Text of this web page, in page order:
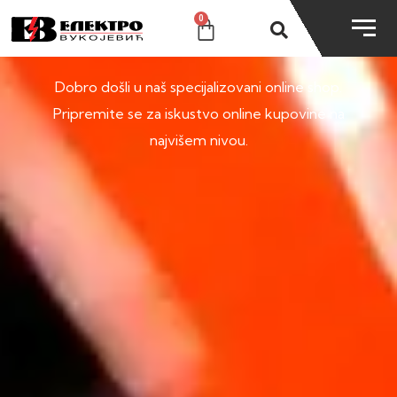
0
SHOP
Dobro došli u naš specijalizovani online shop.
Pripremite se za iskustvo online kupovine na
najvišem nivou.